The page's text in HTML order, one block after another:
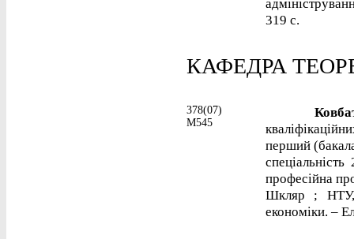
319 с.
КАФЕДРА
378(07)
М545
перший
професійна
Шкляр ; НТУ,
економіки. –